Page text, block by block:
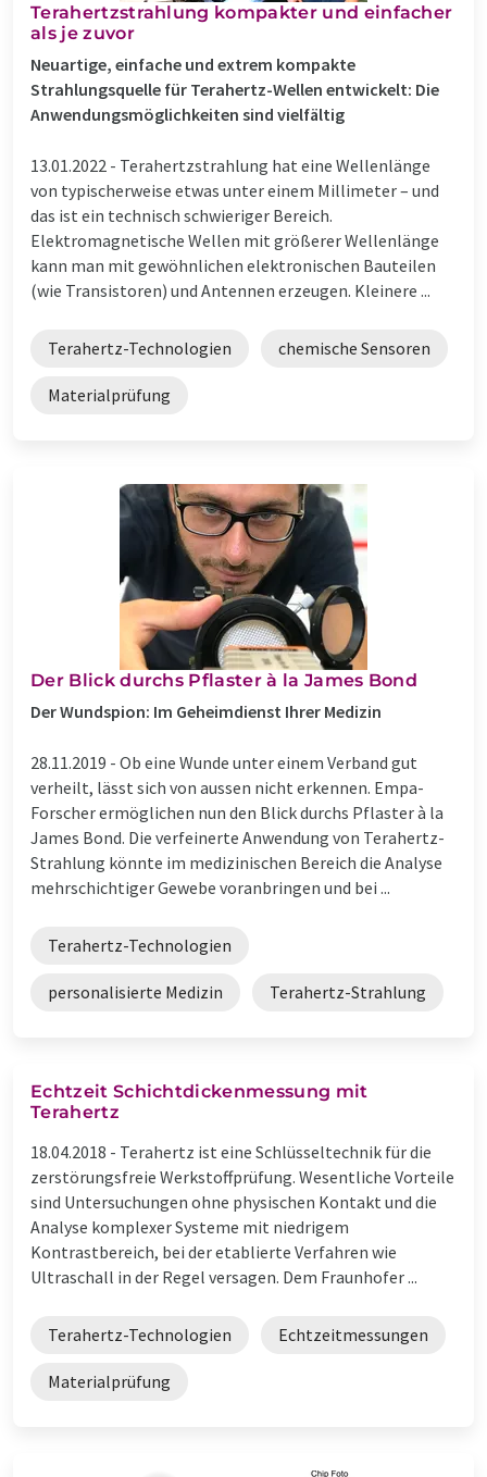
Terahertzstrahlung kompakter und einfacher
als je zuvor
Neuartige, einfache und extrem kompakte
Strahlungsquelle für Terahertz-Wellen entwickelt: Die
Anwendungsmöglichkeiten sind vielfältig
13.01.2022 - Terahertzstrahlung hat eine Wellenlänge
von typischerweise etwas unter einem Millimeter – und
das ist ein technisch schwieriger Bereich.
Elektromagnetische Wellen mit größerer Wellenlänge
kann man mit gewöhnlichen elektronischen Bauteilen
(wie Transistoren) und Antennen erzeugen. Kleinere ...
Terahertz-Technologien chemische Sensoren
Materialprüfung
Der Blick durchs Pflaster à la James Bond
Der Wundspion: Im Geheimdienst Ihrer Medizin
28.11.2019 - Ob eine Wunde unter einem Verband gut
verheilt, lässt sich von aussen nicht erkennen. Empa-
Forscher ermöglichen nun den Blick durchs Pflaster à la
James Bond. Die verfeinerte Anwendung von Terahertz-
Strahlung könnte im medizinischen Bereich die Analyse
mehrschichtiger Gewebe voranbringen und bei ...
Terahertz-Technologien
personalisierte Medizin Terahertz-Strahlung
Echtzeit Schichtdickenmessung mit
Terahertz
18.04.2018 - Terahertz ist eine Schlüsseltechnik für die
zerstörungsfreie Werkstoffprüfung. Wesentliche Vorteile
sind Untersuchungen ohne physischen Kontakt und die
Analyse komplexer Systeme mit niedrigem
Kontrastbereich, bei der etablierte Verfahren wie
Ultraschall in der Regel versagen. Dem Fraunhofer ...
Terahertz-Technologien Echtzeitmessungen
Materialprüfung